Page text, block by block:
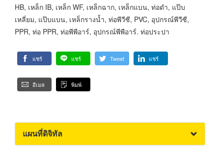
HB, เหล็ก IB, เหล็ก WF, เหล็กฉาก, เหล็กแบน, ท่อดำ, แป๊บ
เหลี่ยม, แป๊บแบน, เหล็กรางน้ำ, ท่อพีวีซี, PVC, อุปกรณ์พีวีซี,
PPR, ท่อ PPR, ท่อพีพีอาร์, อุปกรณ์พีพีอาร์. ท่อประปา
แชร์ แชร์ Tweet แชร์
อีเมล พิมพ์
แผนที่ดิจิทัล